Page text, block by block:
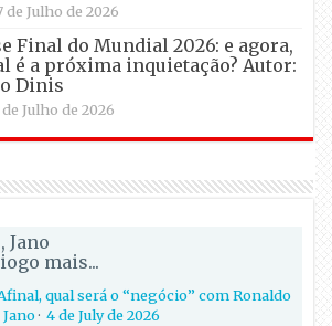
de Julho de 2026
Final do Mundial 2026: e agora,
é a próxima inquietação? Autor:
Dinis
de Julho de 2026
Jano
mais...
qual será o “negócio” com Ronaldo
·4 de July de 2026